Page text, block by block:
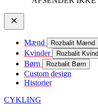
Mænd Rozbalit Mænd
Kvinder Rozbalit
Børn Rozbalit Børn
Custom design
Historier
CYKLING